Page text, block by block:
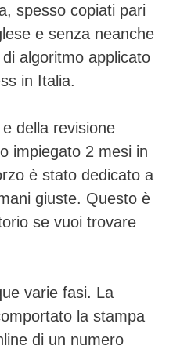
spesso copiati pari
e senza neanche
algoritmo applicato
in Italia.
della revisione
impiegato 2 mesi in
è stato dedicato a
giuste. Questo è
se vuoi trovare
varie fasi. La
la stampa
di un numero